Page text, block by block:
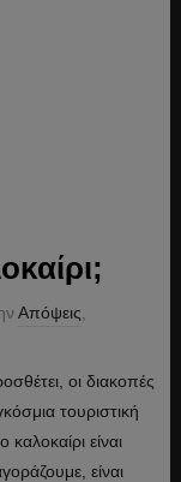
Απόψεις
οι διακοπές
τουριστική
είναι
είναι